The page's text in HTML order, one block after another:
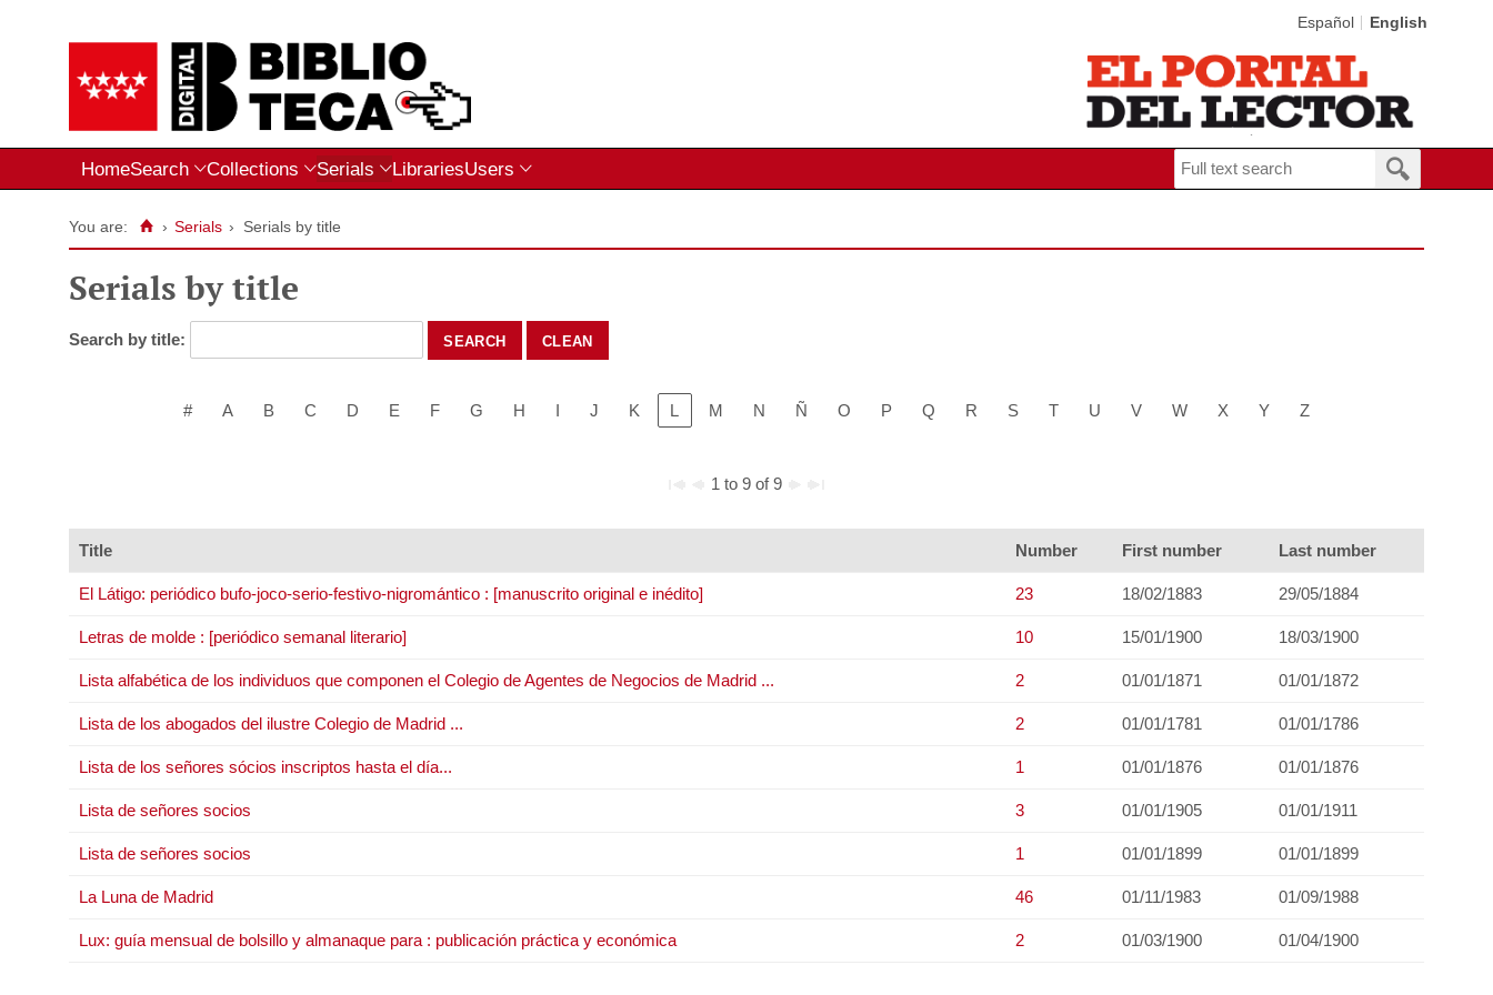
Español English
HomeSearch Collections Serials LibrariesUsers
You are: › Serials › Serials by title
Serials by title
Search by title: clean
# A B C D E F G H I J K L M N Ñ O P Q R S T U V W X Y Z
1 to 9 of 9
Title Number First number Last number
El Látigo: periódico bufo-joco-serio-festivo-nigromántico : [manuscrito original e inédito] 23 18/02/1883 29/05/1884
Letras de molde : [periódico semanal literario] 10 15/01/1900 18/03/1900
Lista alfabética de los individuos que componen el Colegio de Agentes de Negocios de Madrid ... 2 01/01/1871 01/01/1872
Lista de los abogados del ilustre Colegio de Madrid ... 2 01/01/1781 01/01/1786
Lista de los señores sócios inscriptos hasta el día... 1 01/01/1876 01/01/1876
Lista de señores socios 3 01/01/1905 01/01/1911
Lista de señores socios 1 01/01/1899 01/01/1899
La Luna de Madrid 46 01/11/1983 01/09/1988
Lux: guía mensual de bolsillo y almanaque para : publicación práctica y económica 2 01/03/1900 01/04/1900